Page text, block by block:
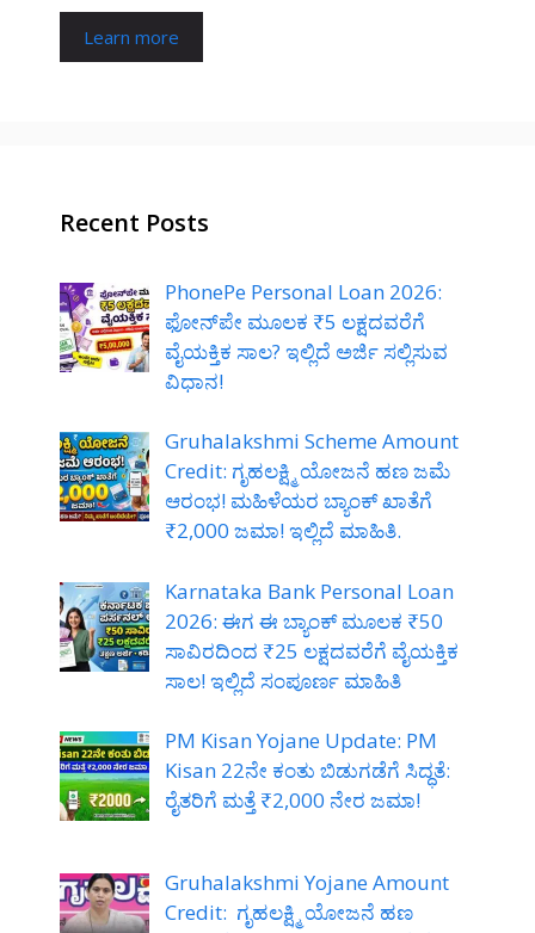
Learn more
Recent Posts
PhonePe Personal Loan 2026:
ಫೋನ್‌ಪೇ ಮೂಲಕ ₹5 ಲಕ್ಷದವರೆಗೆ
ವೈಯಕ್ತಿಕ ಸಾಲ? ಇಲ್ಲಿದೆ ಅರ್ಜಿ ಸಲ್ಲಿಸುವ
ವಿಧಾನ!
Gruhalakshmi Scheme Amount
Credit: ಗೃಹಲಕ್ಷ್ಮಿ ಯೋಜನೆ ಹಣ ಜಮೆ
ಆರಂಭ! ಮಹಿಳೆಯರ ಬ್ಯಾಂಕ್ ಖಾತೆಗೆ
₹2,000 ಜಮಾ! ಇಲ್ಲಿದೆ ಮಾಹಿತಿ.
Karnataka Bank Personal Loan
2026: ಈಗ ಈ ಬ್ಯಾಂಕ್ ಮೂಲಕ ₹50
ಸಾವಿರದಿಂದ ₹25 ಲಕ್ಷದವರೆಗೆ ವೈಯಕ್ತಿಕ
ಸಾಲ! ಇಲ್ಲಿದೆ ಸಂಪೂರ್ಣ ಮಾಹಿತಿ
PM Kisan Yojane Update: PM
Kisan 22ನೇ ಕಂತು ಬಿಡುಗಡೆಗೆ ಸಿದ್ಧತೆ:
ರೈತರಿಗೆ ಮತ್ತೆ ₹2,000 ನೇರ ಜಮಾ!
Gruhalakshmi Yojane Amount
Credit: ಗೃಹಲಕ್ಷ್ಮಿ ಯೋಜನೆ ಹಣ